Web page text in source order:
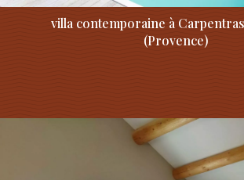
villa contemporaine à
(Provence)